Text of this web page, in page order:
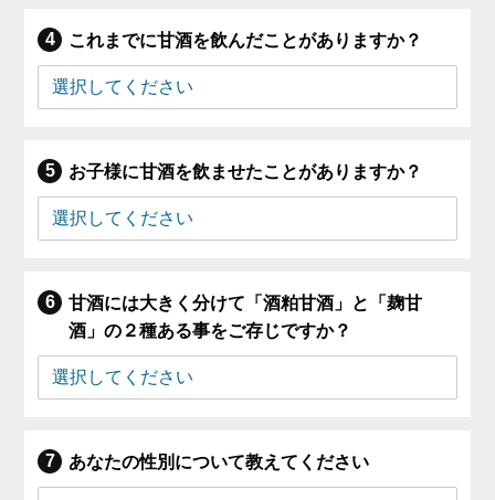
これまでに甘酒を飲んだことがありますか？
お子様に甘酒を飲ませたことがありますか？
甘酒には大きく分けて「酒粕甘酒」と「麹甘
酒」の２種ある事をご存じですか？
あなたの性別について教えてください